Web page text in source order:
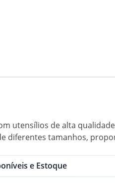
utensílios de alta
diferentes tamanhos,
e Estoque